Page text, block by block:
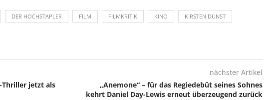
DER HOCHSTAPLER FILM FILMKRITIK KINO KIRSTEN DUNST
Thriller jetzt als
nächster Artikel
„Anemone“ – für das Regiedebüt seines Sohnes
kehrt Daniel Day-Lewis erneut überzeugend zurück